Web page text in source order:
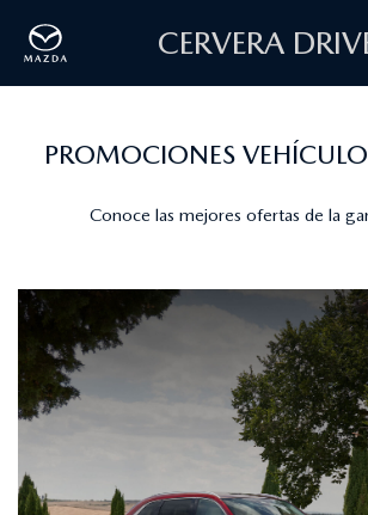
CERVERA
PROMOCIONES
Conoce las mejores ofertas de la